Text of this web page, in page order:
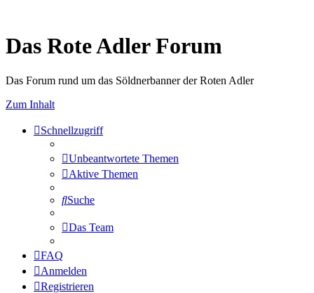
Das Rote Adler Forum
Das Forum rund um das Söldnerbanner der Roten Adler
Zum Inhalt
Schnellzugriff
Unbeantwortete Themen
Aktive Themen
Suche
Das Team
FAQ
Anmelden
Registrieren